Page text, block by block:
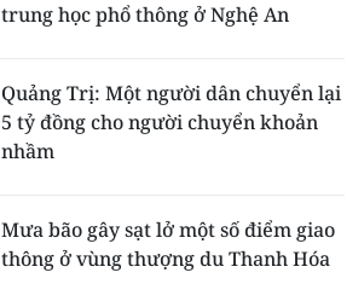
trung học phổ thông ở Nghệ An
Quảng Trị: Một người dân chuyển lại
5 tỷ đồng cho người chuyển khoản
nhầm
Mưa bão gây sạt lở một số điểm giao
thông ở vùng thượng du Thanh Hóa